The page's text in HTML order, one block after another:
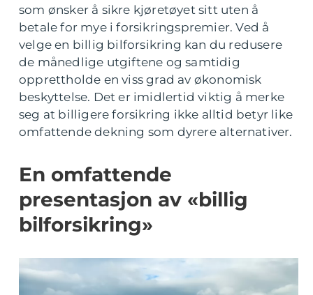
som ønsker å sikre kjøretøyet sitt uten å
betale for mye i forsikringspremier. Ved å
velge en billig bilforsikring kan du redusere
de månedlige utgiftene og samtidig
opprettholde en viss grad av økonomisk
beskyttelse. Det er imidlertid viktig å merke
seg at billigere forsikring ikke alltid betyr like
omfattende dekning som dyrere alternativer.
En omfattende
presentasjon av «billig
bilforsikring»